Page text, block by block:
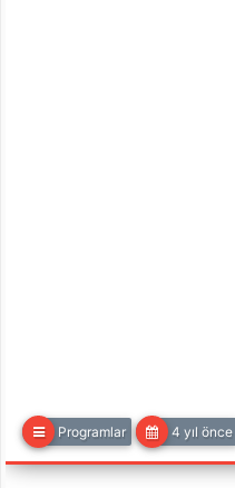
Programlar 4 yıl önce